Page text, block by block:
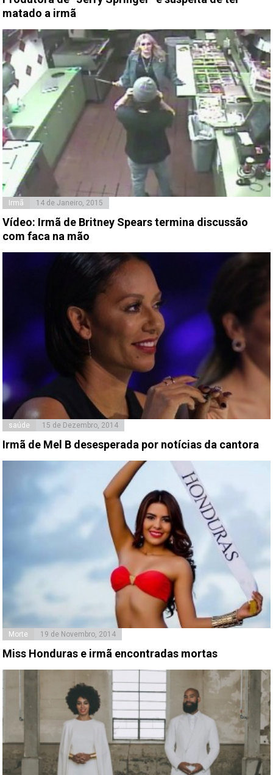
matado a irmã
Irmã 14 de Janeiro, 2015
Vídeo: Irmã de Britney Spears termina discussão
com faca na mão
saúde 15 de Dezembro, 2014
Irmã de Mel B desesperada por notícias da cantora
Morte 19 de Novembro, 2014
Miss Honduras e irmã encontradas mortas